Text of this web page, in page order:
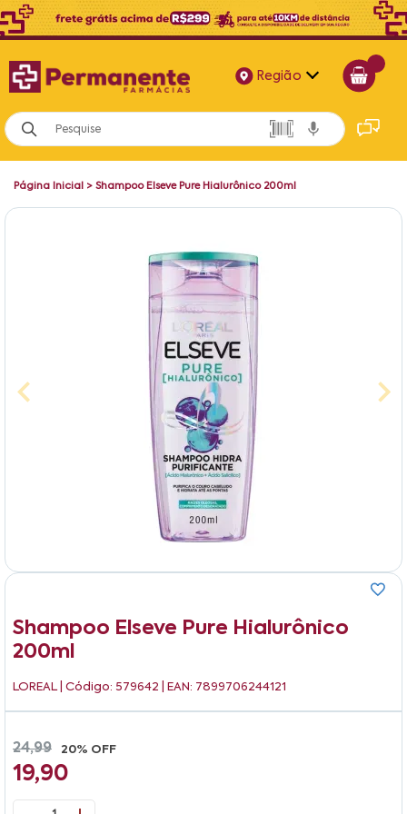
Região
Alagoas
Bahia
Página Inicial > Shampoo Elseve Pure Hialurônico 200ml
Shampoo Elseve Pure Hialurônico
200ml
LOREAL | Código: 579642 | EAN: 7899706244121
24,99 20% OFF
19,90